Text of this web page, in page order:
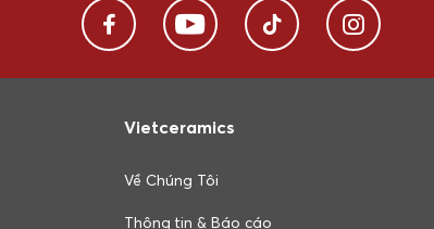
Vietceramics
Về Chúng Tôi
Thông tin & Báo cáo